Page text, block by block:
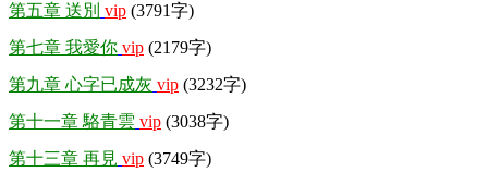
第五章 送別 vip (3791字)
第七章 我愛你 vip (2179字)
第九章 心字已成灰 vip (3232字)
第十一章 駱青雲 vip (3038字)
第十三章 再見 vip (3749字)